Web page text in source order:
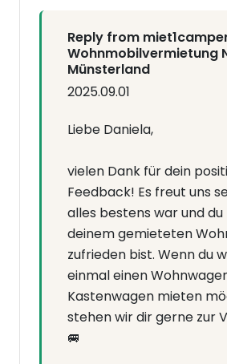
Reply from
Wohnmobilvermietung
Münsterland
2025.09.01
Liebe Daniela,
vielen Dank für dein
Feedback! Es freut uns
alles bestens war und du
deinem gemieteten
zufrieden bist. Wenn du
einmal einen
Kastenwagen mieten
stehen wir dir gerne zur
🚐